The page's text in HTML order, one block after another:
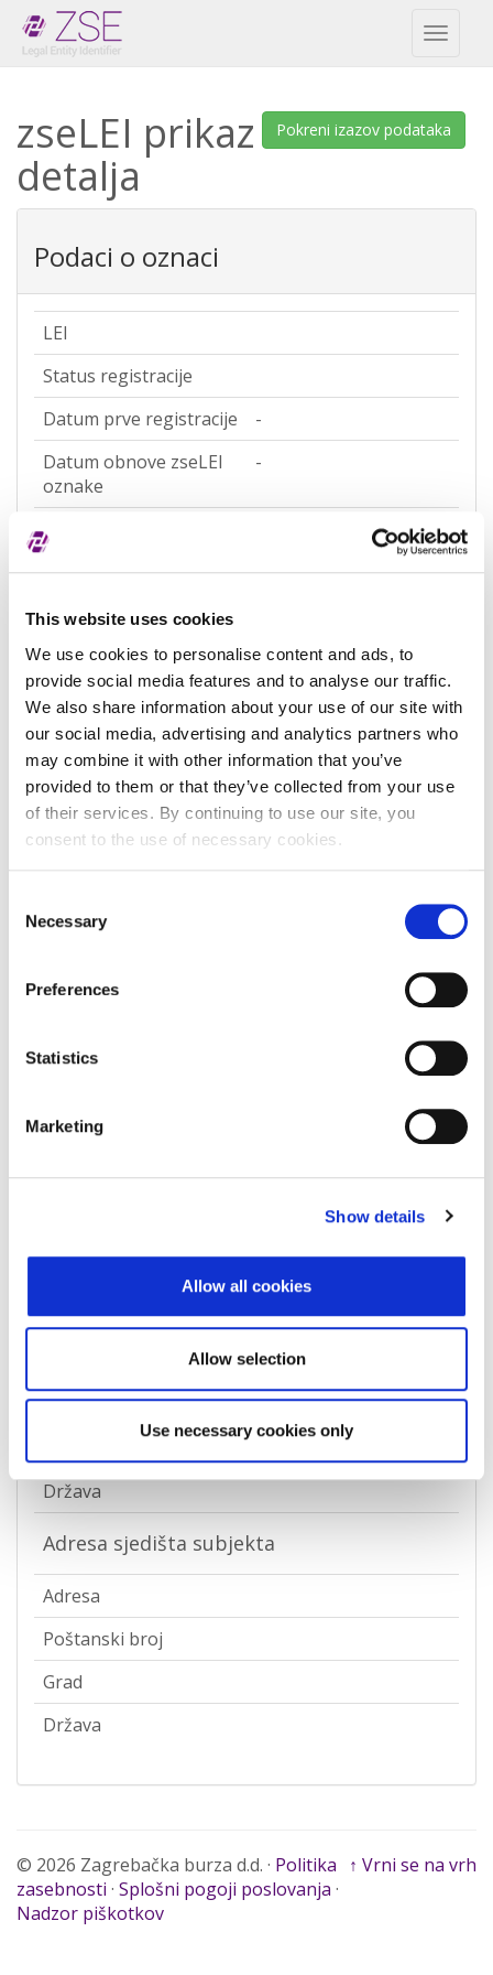
This website uses cookies
We use cookies to personalise content and ads, to
provide social media features and to analyse our traffic.
We also share information about your use of our site with
our social media, advertising and analytics partners who
may combine it with other information that you’ve
provided to them or that they’ve collected from your use
of their services. By continuing to use our site, you
consent to the use of necessary cookies.
Selection
Necessary
Preferences
Statistics
Marketing
Show details
Allow all cookies
Allow selection
Use necessary cookies only
Toggle
Pokreni izazov podataka
zseLEI prikaz
detalja
Podaci o oznaci
LEI
Status registracije
Datum prve registracije
-
Datum obnove zseLEI
oznake
-
Datum zadnjeg
ažuriranja
Podaci o subjektu
Naziv subjekta
Identifikator subjekta u
Pravni oblik subjekta
Status subjekta
LEI vezanog subjekta
Potvrđeno kod
()
Datum isteka subjekta
-
Adresa pravnog oblika
Poštanski broj
Država
Adresa sjedišta subjekta
Adresa
Poštanski broj
Grad
Država
↑ Vrni se na vrh
© 2026 Zagrebačka burza d.d. · Politika
zasebnosti · Splošni pogoji poslovanja ·
Nadzor piškotkov